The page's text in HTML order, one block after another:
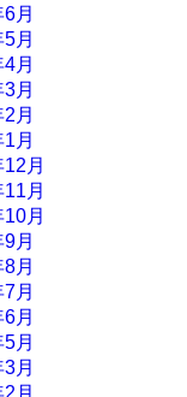
月
月
月
月
月
月
月
月
月
月
月
月
月
月
月
月